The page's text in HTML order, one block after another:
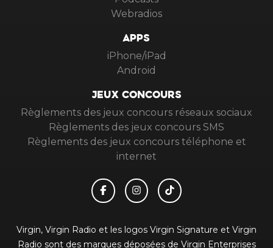
Webradios
APPS
iPhone/iPad
Android
JEUX CONCOURS
Règlements des jeux concours réseaux sociaux
Règlements des jeux concours SMS
Règlements des jeux concours téléphone et
internet
Virgin, Virgin Radio et les logos Virgin Signature et Virgin
Radio sont des marques déposées de Virgin Enterprises